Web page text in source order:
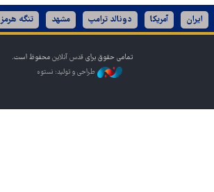
ایران آمریکا دونالد ترامپ مشهد تنگه هرمز
تمامی حقوق برای قدس آنلاین محفوظ است.
طراحی و تولید: نستوه